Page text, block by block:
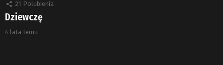
21 Polubienia
Dziewczę
4 lata temu